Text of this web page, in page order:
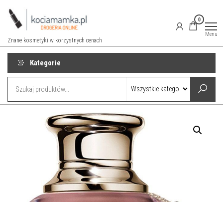
Przejdź
Znane kosmetyki w korzystnych cenach
0
Menu
Kategorie